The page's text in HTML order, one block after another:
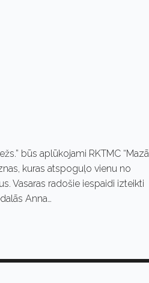
būs aplūkojami RKTMC “Mazā
kuras atspoguļo vienu no
Vasaras radošie iespaidi izteikti
Anna…